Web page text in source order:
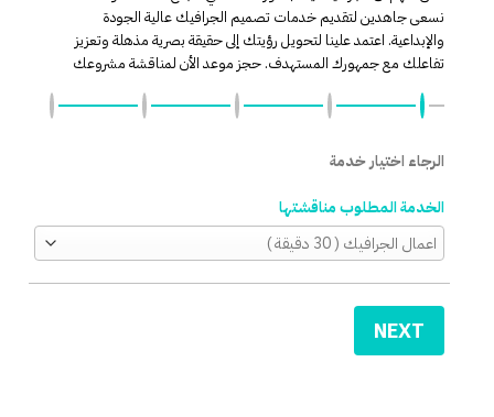
نسعى جاهدين لتقديم خدمات تصميم الجرافيك عالية الجودة
والإبداعية. اعتمد علينا لتحويل رؤيتك إلى حقيقة بصرية مذهلة وتعزيز
تفاعلك مع جمهورك المستهدف. حجز موعد الأن لمناقشة مشروعك
الرجاء اختيار خدمة
الخدمة المطلوب مناقشتها
NEXT